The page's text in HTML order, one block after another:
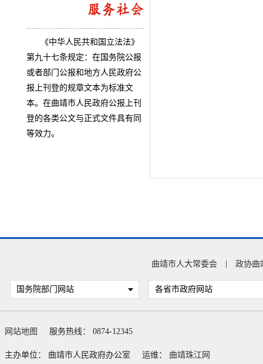
《中华人民共和国立法法》
第九十七条规定：在国务院公报
或者部门公报和地方人民政府公
报上刊登的规章文本为标准文
本。在曲靖市人民政府公报上刊
登的各类公文与正式文件具有同
等效力。
曲靖市人大常委会 政协曲
国务院部门网站 各省市政府网站
网站地图 服务热线： 0874-12345
主办单位： 曲靖市人民政府办公室 运维： 曲靖珠江网